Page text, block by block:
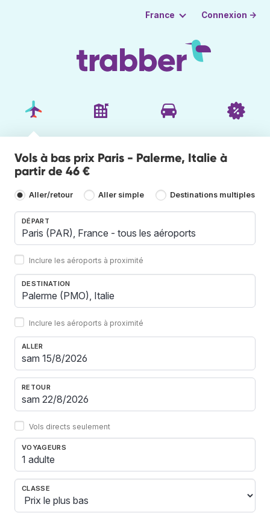
France Connexion →
Vols à bas prix Paris - Palerme, Italie à
partir de 46 €
Aller/retour Aller simple Destinations multiples
DÉPART
Inclure les aéroports à proximité
DESTINATION
Inclure les aéroports à proximité
ALLER
RETOUR
Vols directs seulement
VOYAGEURS
1 adulte
CLASSE